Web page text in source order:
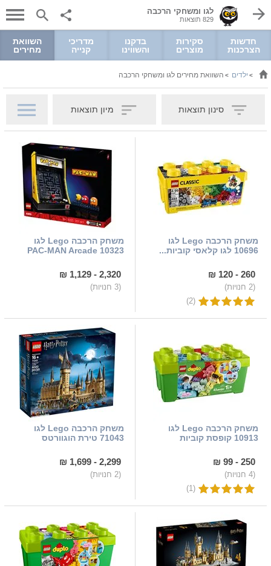
לגו ומשחקי הרכבה
829 תוצאות
חדשות
הצרכנות
סקירות
מוצרים
בדקנו
והשווינו
מדריכי
קנייה
השוואת
מחירים
> ילדים > השוואת מחירים לגו ומשחקי הרכבה
סינון תוצאות מיון תוצאות
משחק הרכבה Lego לגו
10696 לגו קלאסי קוביות...
260 - 120 ₪
(2 חנויות)
(2)
משחק הרכבה Lego לגו
10323 PAC-MAN Arcade
2,320 - 1,129 ₪
(3 חנויות)
משחק הרכבה Lego לגו
10913 קופסת קוביות
250 - 99 ₪
(4 חנויות)
(1)
משחק הרכבה Lego לגו
71043 טירת הוגוורטס
2,299 - 1,699 ₪
(2 חנויות)